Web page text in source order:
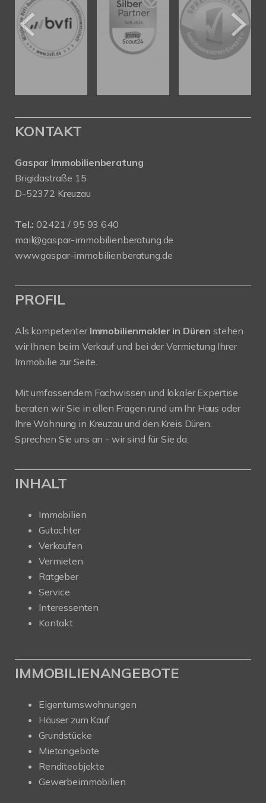
KONTAKT
Gaspar Immobilienberatung
Brigidastraße 15
D-52372 Kreuzau
Tel.: 02421 / 95 93 640
mail@gaspar-immobilienberatung.de
www.gaspar-immobilienberatung.de
PROFIL
Als kompetenter Immobilienmakler in Düren stehen
wir Ihnen beim Verkauf und bei der Vermietung Ihrer
Immobilie zur Seite.
Mit umfassendem Fachwissen und lokaler Expertise
beraten wir Sie in allen Fragen rund um Ihr Haus oder
Ihre Wohnung in Kreuzau und den Kreis Düren.
Sprechen Sie uns an - wir sind für Sie da.
INHALT
Immobilien
Gutachter
Verkaufen
Vermieten
Ratgeber
Service
Interessenten
Kontakt
IMMOBILIENANGEBOTE
Eigentumswohnungen
Häuser zum Kauf
Grundstücke
Mietangebote
Renditeobjekte
Gewerbeimmobilien